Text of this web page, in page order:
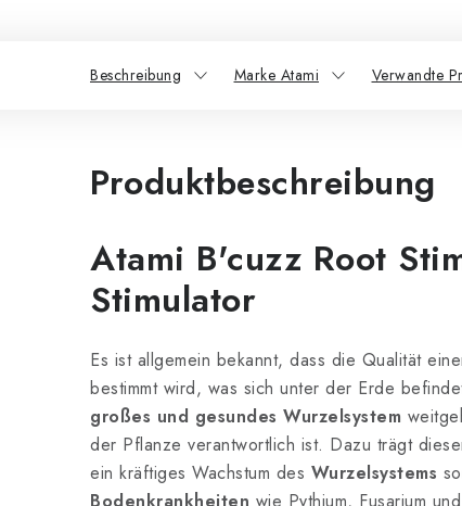
Beschreibung Marke Atami Verwandte
Produktbeschreibung
Atami B'cuzz Root
Stimulator
Es ist allgemein bekannt, dass die Qualität
bestimmt wird, was sich unter der Erde
großes und gesundes Wurzelsystem
der Pflanze verantwortlich ist. Dazu trägt
ein kräftiges Wachstum des Wurzelsystems